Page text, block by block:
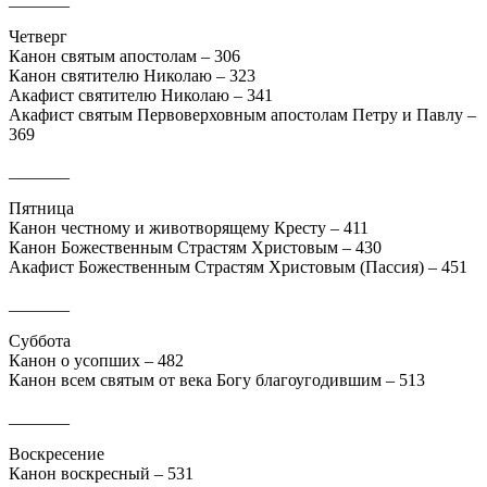
Четверг
Канон святым апостолам – 306
Канон святителю Николаю – 323
Акафист святителю Николаю – 341
Акафист святым Первоверховным апостолам Петру и Павлу –
369
Пятница
Канон честному и животворящему Кресту – 411
Канон Божественным Страстям Христовым – 430
Акафист Божественным Страстям Христовым (Пассия) – 451
Суббота
Канон о усопших – 482
Канон всем святым от века Богу благоугодившим – 513
Воскресение
Канон воскресный – 531